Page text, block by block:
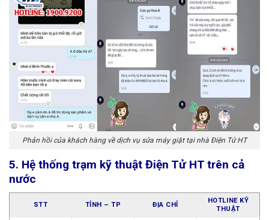
Phản hồi của khách hàng về dịch vụ sửa máy giặt tại nhà Điện Tử HT
5. Hệ thống trạm kỹ thuật Điện Tử HT trên cả
nước
STT TỈNH – TP ĐỊA CHỈ
HOTLINE KỸ
THUẬT